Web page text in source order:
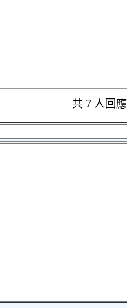
共 7 人回